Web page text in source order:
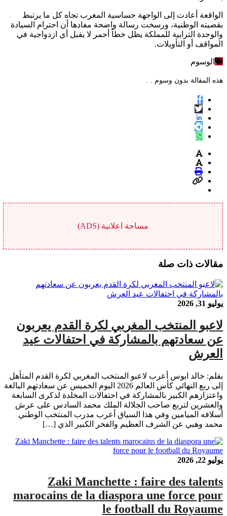
الواقعة أعادت إلى الواجهة حساسية المغرب تجاه كل ما يرتبط
بقضيته الوطنية، ورسخت رسالة واضحة مفادها أن احترام السيادة
والوحدة الترابية للمملكة يظل خطاً أحمر لا يقبل أي ازدواجية في
المواقف أو التأويلات.
الوسوم
هذه المقالة بدون وسوم . .
مساحة اعلانية (ADS)
مقالات ذات صلة
يوليو 31, 2026
لاعبو المنتخب المغربي لكرة القدم يعربون
عن سعادتهم بالمشاركة في احتفالات عيد
العرش
بقلم: خالد ابوس أعرب لاعبو المنتخب المغربي لكرة القدم المتأهل
إلى ربع النهائي كأس العالم 2026 اليوم الخميس عن سعادتهم البالغة
واعتزازهم الكبير بالمشاركة في احتفالات المخلدة لذكرى السابعة
والعشرين لتربع صاحب الجلالة الملك محمد السادس على عرش
أسلافه الميامين وفي هذا السياق أعرب مدرب المنتخب الوطني
محمد وهبي عن الشرف العظيم والفخر الكبير الذي […]
يوليو 22, 2026
Zaki Manchette : faire des talents
marocains de la diaspora une force pour
le football du Royaume